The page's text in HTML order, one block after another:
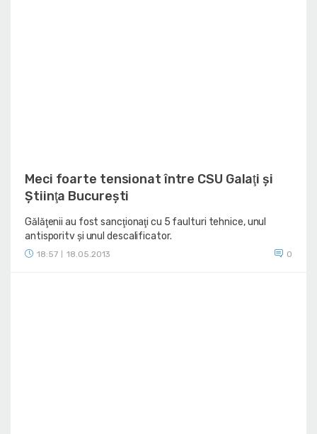
Meci foarte tensionat între CSU Galaţi şi
Ştiinţa Bucureşti
Gălăţenii au fost sancţionaţi cu 5 faulturi tehnice, unul
antisporitv şi unul descalificator.
18:57 18.05.2013 0